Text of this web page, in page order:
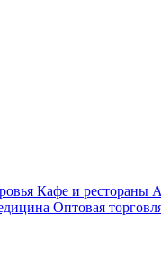
Кафе и рестораны
Оптовая